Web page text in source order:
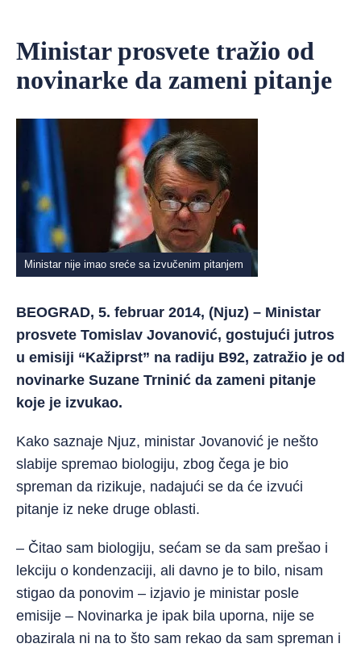
Ministar prosvete tražio od
novinarke da zameni pitanje
Ministar nije imao sreće sa izvučenim pitanjem
BEOGRAD, 5. februar 2014, (Njuz) – Ministar
prosvete Tomislav Jovanović, gostujući jutros
u emisiji “Kažiprst” na radiju B92, zatražio je od
novinarke Suzane Trninić da zameni pitanje
koje je izvukao.
Kako saznaje Njuz, ministar Jovanović je nešto
slabije spremao biologiju, zbog čega je bio
spreman da rizikuje, nadajući se da će izvući
pitanje iz neke druge oblasti.
– Čitao sam biologiju, sećam se da sam prešao i
lekciju o kondenzaciji, ali davno je to bilo, nisam
stigao da ponovim – izjavio je ministar posle
emisije – Novinarka je ipak bila uporna, nije se
obazirala ni na to što sam rekao da sam spreman i